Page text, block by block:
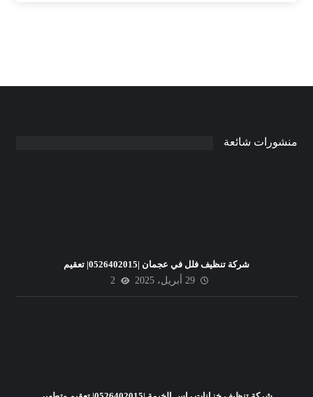
منشورات شائعة
شركة تنظيف فلل في عجمان |0526402015| تعقيم
29 أبريل، 2025
2